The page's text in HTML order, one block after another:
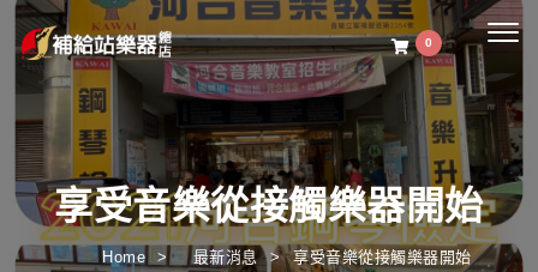
0
享受音樂從接觸樂器開始
Home 最新消息 享受音樂從接觸樂器開始